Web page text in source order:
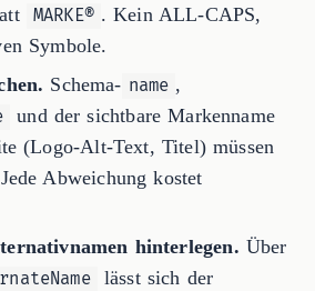
MARKE® . Kein ALL-CAPS,
Symbole.
Schema- name ,
und der sichtbare Markenname
(Logo-Alt-Text, Titel) müssen
Abweichung kostet
hinterlegen. Über
lässt sich der